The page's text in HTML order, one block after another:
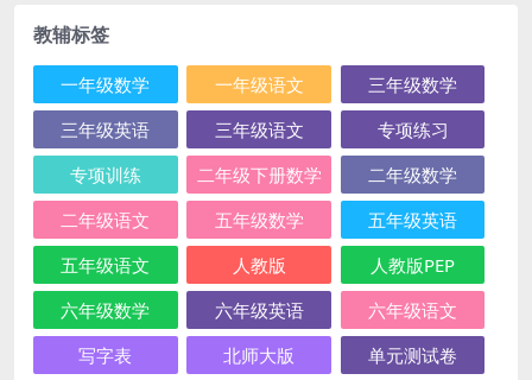
教辅标签
一年级数学 一年级语文
三年级数学
三年级英语
三年级语文
专项练习
专项训练
二年级下册数学
二年级数学
二年级语文
五年级数学
五年级英语
五年级语文
人教版
人教版PEP
六年级数学
六年级英语
六年级语文
写字表
北师大版 单元测试卷